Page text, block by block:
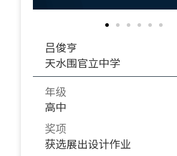
吕俊亨
天水围官立中学
年级
高中
奖项
获选展出设计作业